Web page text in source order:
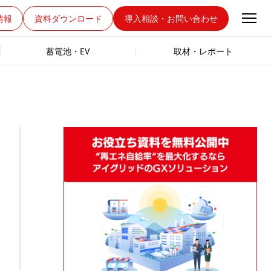
報 資料ダウンロード 導入相談・お問い合わせ
蓄電池・EV 取材・レポート